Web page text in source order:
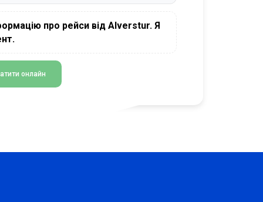
про рейси від Alverstur. Я
онлайн